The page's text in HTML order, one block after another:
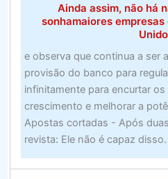
(Avaliado
em
de
2020)
Ainda assim, não há
sonhamaiores
e observa que continua a ser
provisão do banco para
infinitamente para encurtar
crescimento e melhorar a
Apostas cortadas - Após
revista: Ele não é capaz